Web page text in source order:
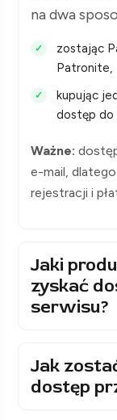
na dwa
zostając
Patronite,
kupując
dostęp do
Ważne:
e-mail,
rejestracji i
Jaki
zyskać
serwisu?
Jak
dostęp